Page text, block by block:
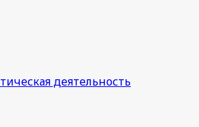
деятельность